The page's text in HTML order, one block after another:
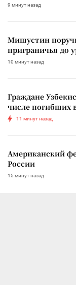
9 минут назад
Мишустин
приграничья до
10 минут назад
Граждане
числе погибших
11 минут назад
Американский
России
15 минут назад